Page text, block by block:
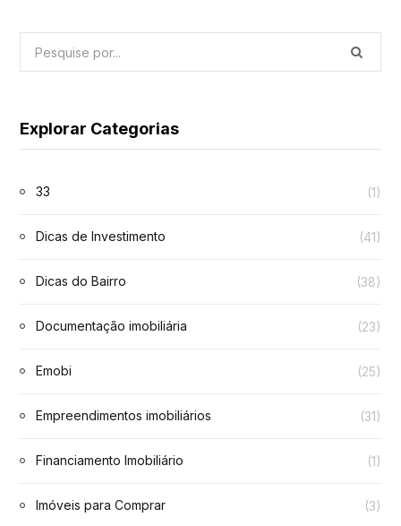
Explorar Categorias
33 (1)
Dicas de Investimento (41)
Dicas do Bairro (38)
Documentação imobiliária (23)
Emobi (25)
Empreendimentos imobiliários (31)
Financiamento Imobiliário (1)
Imóveis para Comprar (3)